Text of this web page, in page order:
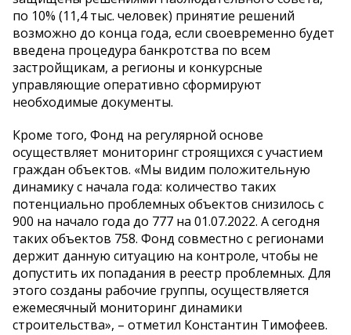
по 10% (11,4 тыс. человек) принятие решений
возможно до конца года, если своевременно будет
введена процедура банкротства по всем
застройщикам, а регионы и конкурсные
управляющие оперативно сформируют
необходимые документы.
Кроме того, Фонд на регулярной основе
осуществляет мониторинг строящихся с участием
граждан объектов. «Мы видим положительную
динамику с начала года: количество таких
потенциально проблемных объектов снизилось с
900 на начало года до 777 на 01.07.2022. А сегодня
таких объектов 758. Фонд совместно с регионами
держит данную ситуацию на контроле, чтобы не
допустить их попадания в реестр проблемных. Для
этого созданы рабочие группы, осуществляется
ежемесячный мониторинг динамики
строительства», – отметил Константин Тимофеев.